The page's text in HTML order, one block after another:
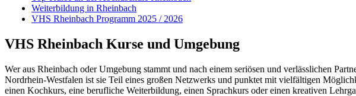
Weiterbildung in Rheinbach
VHS Rheinbach Programm 2025 / 2026
VHS Rheinbach Kurse und Umgebung
Wer aus Rheinbach oder Umgebung stammt und nach einem seriösen und verlässlichen
Nordrhein-Westfalen ist sie Teil eines großen Netzwerks und punktet mit vielfältigen
einen Kochkurs, eine berufliche Weiterbildung, einen Sprachkurs oder einen kreativen